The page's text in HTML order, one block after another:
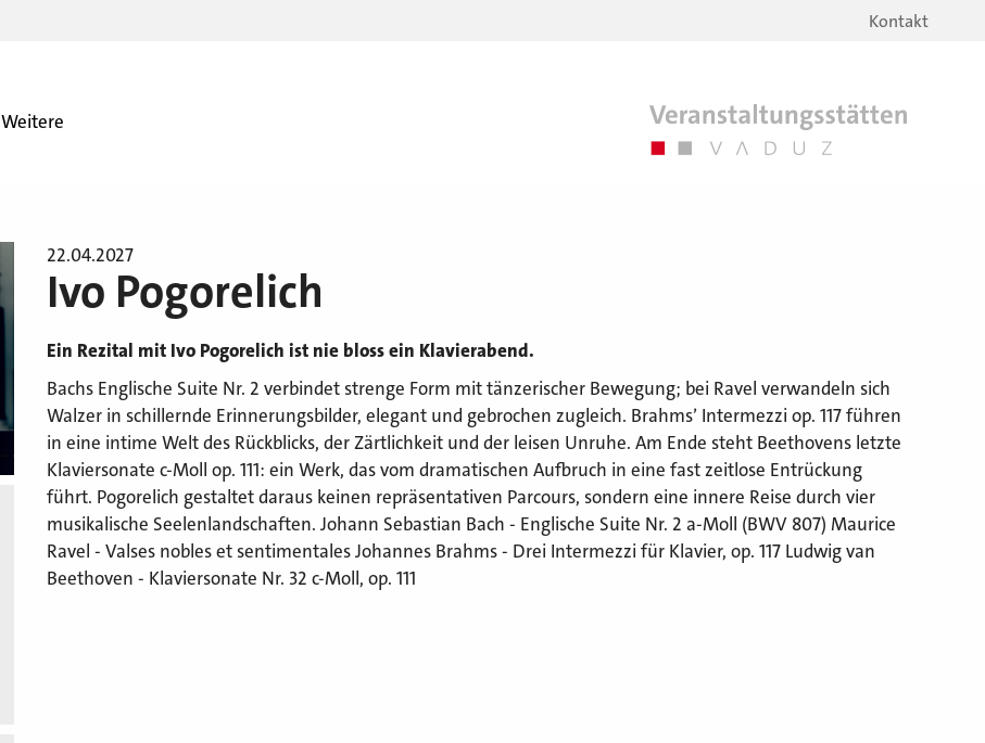
Kontakt
Weitere
22.04.2027
Ivo Pogorelich
Ein Rezital mit Ivo Pogorelich ist nie bloss ein Klavierabend.
Bachs Englische Suite Nr. 2 verbindet strenge Form mit tänzerischer Bewegung; bei Ravel verwandeln sich
Walzer in schillernde Erinnerungsbilder, elegant und gebrochen zugleich. Brahms’ Intermezzi op. 117 führen
in eine intime Welt des Rückblicks, der Zärtlichkeit und der leisen Unruhe. Am Ende steht Beethovens letzte
Klaviersonate c-Moll op. 111: ein Werk, das vom dramatischen Aufbruch in eine fast zeitlose Entrückung
führt. Pogorelich gestaltet daraus keinen repräsentativen Parcours, sondern eine innere Reise durch vier
musikalische Seelenlandschaften. Johann Sebastian Bach - Englische Suite Nr. 2 a-Moll (BWV 807) Maurice
Ravel - Valses nobles et sentimentales Johannes Brahms - Drei Intermezzi für Klavier, op. 117 Ludwig van
Beethoven - Klaviersonate Nr. 32 c-Moll, op. 111